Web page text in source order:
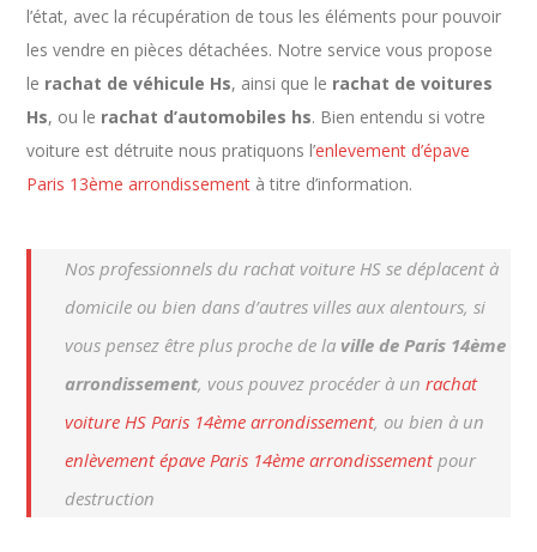
l’état, avec la récupération de tous les éléments pour pouvoir
les vendre en pièces détachées. Notre service vous propose
le rachat de véhicule Hs, ainsi que le rachat de voitures
Hs, ou le rachat d’automobiles hs. Bien entendu si votre
voiture est détruite nous pratiquons l’enlevement d’épave
Paris 13ème arrondissement à titre d’information.
Nos professionnels du rachat voiture HS se déplacent à
domicile ou bien dans d’autres villes aux alentours, si
vous pensez être plus proche de la ville de Paris 14ème
arrondissement, vous pouvez procéder à unrachat
voiture HS Paris 14ème arrondissement, ou bien à un
enlèvement épave Paris 14ème arrondissementpour
destruction